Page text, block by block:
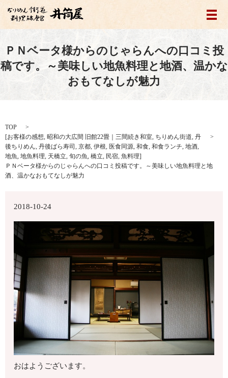
メ
ＰＮベータ様からのじゃらんへの口コミ投
稿です。～美味しい地魚料理と地酒、温かな
おもてなしが魅力
TOP
[お客様の感想, 昭和の大広間 旧館22畳｜三間続き和室, ちりめん街道, 丹
後ちりめん, 丹後ばら寿司 , 京都, 伊根, 医食同源, 和食, 和食ランチ, 地酒,
地魚, 地魚料理, 天橋立, 旬の魚, 橋立, 民宿, 魚料理]
ＰＮベータ様からのじゃらんへの口コミ投稿です。～美味しい地魚料理と地
酒、温かなおもてなしが魅力
2018-10-24
おはようございます。